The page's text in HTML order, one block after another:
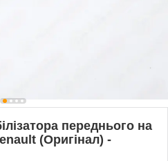
переднього на
(Оригінал) -